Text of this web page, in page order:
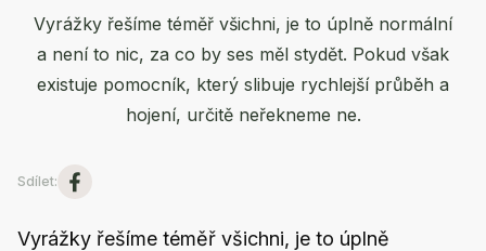
Vyrážky řešíme téměř všichni, je to úplně normální
a není to nic, za co by ses měl stydět. Pokud však
existuje pomocník, který slibuje rychlejší průběh a
hojení, určitě neřekneme ne.
Sdílet:
Vyrážky řešíme téměř všichni, je to úplně